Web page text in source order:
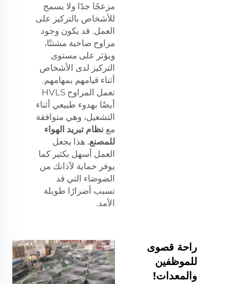
مزعجًا جدًا ولا يسمح
للأشخاص بالتركيز على
العمل. قد يكون وجود
مراوح صاخبة مشتتًا،
ويؤثر على مستوى
التركيز لدى الأشخاص
أثناء قيامهم بمهامهم.
تعمل المراوح HVLS
أيضًا بهدوء طبيعي أثناء
التشغيل، وهي متوافقة
مع نظام تبريد الهواء
للمصنع. هذا يجعل
العمل أسهل بكثير كما
يوفر حماية لآذانك من
الضوضاء التي قد
تسبب أضرارًا طويلة
الأمد.
راحة قصوى
للموظفين
والمعدات!